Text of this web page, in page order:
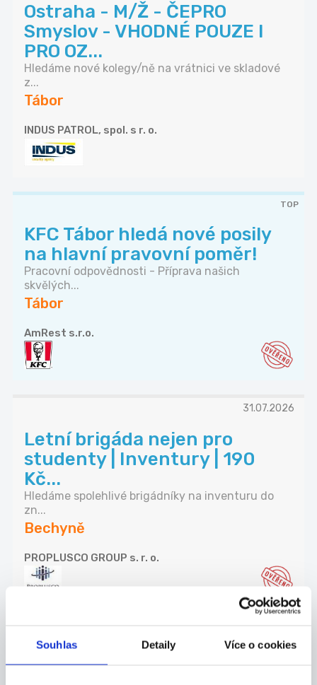
Souhlas Detaily Více o cookies
Ostraha - M/Ž - ČEPRO
Smyslov - VHODNÉ POUZE I
PRO OZ...
Hledáme nové kolegy/ně na vrátnici ve skladové
z...
Tábor
INDUS PATROL, spol. s r. o.
TOP
KFC Tábor hledá nové posily
na hlavní pravovní poměr!
Pracovní odpovědnosti - Příprava našich
skvělých...
Tábor
AmRest s.r.o.
31.07.2026
Letní brigáda nejen pro
studenty | Inventury | 190
Kč...
Hledáme spolehlivé brigádníky na inventuru do
zn...
Bechyně
PROPLUSCO GROUP s. r. o.
Brigáda na zahradě